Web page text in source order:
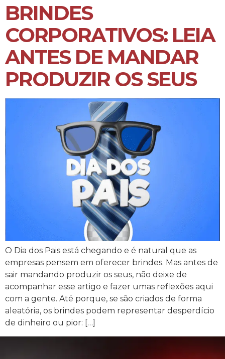
BRINDES
CORPORATIVOS: LEIA
ANTES DE MANDAR
PRODUZIR OS SEUS
O Dia dos Pais está chegando e é natural que as
empresas pensem em oferecer brindes. Mas antes de
sair mandando produzir os seus, não deixe de
acompanhar esse artigo e fazer umas reflexões aqui
com a gente. Até porque, se são criados de forma
aleatória, os brindes podem representar desperdício
de dinheiro ou pior: […]